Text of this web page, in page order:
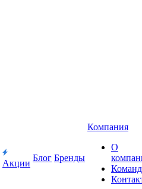
Акции
Блог Бренды
Компания
О